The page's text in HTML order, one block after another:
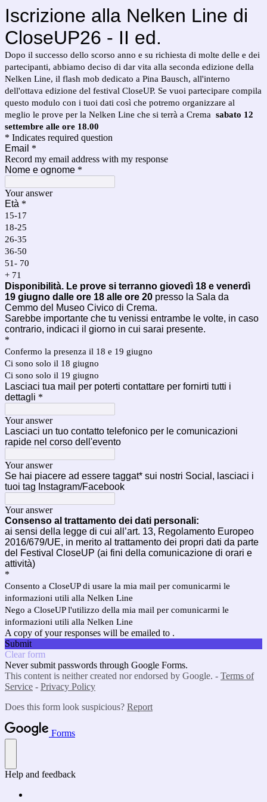
Iscrizione alla Nelken Line di
CloseUP26 - II ed.
Dopo il successo dello scorso anno e su richiesta di molte delle e dei
partecipanti, abbiamo deciso di dar vita alla seconda edizione della
Nelken Line, il flash mob dedicato a Pina Bausch, all'interno
dell'ottava edizione del festival CloseUP. Se vuoi partecipare compila
questo modulo con i tuoi dati così che potremo organizzare al
meglio le prove per la Nelken Line che si terrà a Crema sabato 12
settembre alle ore 18.00
* Indicates required question
Email *
Record my email address with my response
Nome e ognome *
Your answer
Età *
15-17
18-25
26-35
36-50
51- 70
+ 71
Disponibilità. Le prove si terranno giovedì 18 e venerdì
19 giugno dalle ore 18 alle ore 20 presso la Sala da
Cemmo del Museo Civico di Crema.
Sarebbe importante che tu venissi entrambe le volte, in caso
contrario, indicaci il giorno in cui sarai presente.
*
Confermo la presenza il 18 e 19 giugno
Ci sono solo il 18 giugno
Ci sono solo il 19 giugno
Lasciaci tua mail per poterti contattare per fornirti tutti i
dettagli *
Your answer
Lasciaci un tuo contatto telefonico per le comunicazioni
rapide nel corso dell'evento
Your answer
Se hai piacere ad essere taggat* sui nostri Social, lasciaci i
tuoi tag Instagram/Facebook
Your answer
Consenso al trattamento dei dati personali:
ai sensi della legge di cui all’art. 13, Regolamento Europeo
2016/679/UE, in merito al trattamento dei propri dati da parte
del Festival CloseUP (ai fini della comunicazione di orari e
attività)
*
Consento a CloseUP di usare la mia mail per comunicarmi le
informazioni utili alla Nelken Line
Nego a CloseUP l'utilizzo della mia mail per comunicarmi le
informazioni utili alla Nelken Line
A copy of your responses will be emailed to .
Submit
Clear form
Never submit passwords through Google Forms.
This content is neither created nor endorsed by Google. - Terms of
Service - Privacy Policy
Does this form look suspicious? Report
Forms
Help and feedback